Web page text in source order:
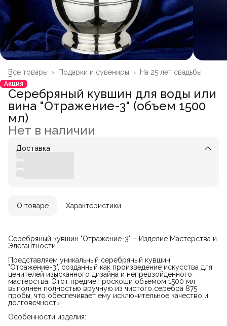
На 25 лет свадьбы
Подарки и сувениры ›
Все товары
›
Главная
Акция
Серебряный кувшин для воды или
вина "Отражение-3" (объем 1500
мл)
Нет в наличии
Доставка
О товаре Характеристики
Серебряный кувшин "Отражение-3" – Изделие Мастерства и
Элегантности
Представляем уникальный серебряный кувшин
"Отражение-3", созданный как произведение искусства для
ценителей изысканного дизайна и непревзойденного
мастерства. Этот предмет роскоши объемом 1500 мл
выполнен полностью вручную из чистого серебра 875
пробы, что обеспечивает ему исключительное качество и
долговечность.
Особенности изделия: